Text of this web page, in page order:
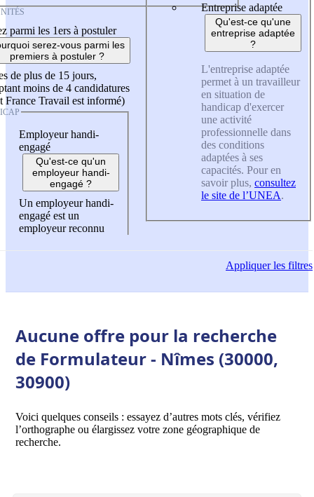
parmi les 1ers à postuler
serez-vous parmi les
premiers à postuler ?
de plus de 15 jours,
moins de 4 candidatures
France Travail est informé)
Employeur handi-
engagé
Qu'est-ce qu'un
employeur handi-
engagé ?
Un employeur handi-
engagé est un
employeur reconnu
Entreprise adaptée
Qu'est-ce qu'une
entreprise adaptée
?
L'entreprise adaptée
permet à un travailleur
en situation de
handicap d'exercer
une activité
professionnelle dans
des conditions
adaptées à ses
capacités. Pour en
savoir plus, consultez
le site de l’UNEA.
Appliquerles filtres
Aucune offre pour la recherche
de Formulateur - Nîmes (30000,
30900)
Voici quelques conseils : essayez d’autres mots clés, vérifiez
l’orthographe ou élargissez votre zone géographique de
recherche.